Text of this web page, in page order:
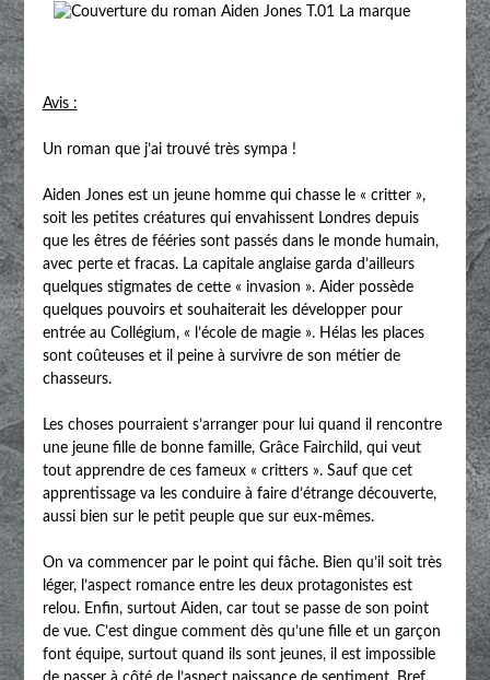
Avis :
Un roman que j’ai trouvé très sympa !
Aiden Jones est un jeune homme qui chasse le « critter »,
soit les petites créatures qui envahissent Londres depuis
que les êtres de fééries sont passés dans le monde humain,
avec perte et fracas. La capitale anglaise garda d’ailleurs
quelques stigmates de cette « invasion ». Aider possède
quelques pouvoirs et souhaiterait les développer pour
entrée au Collégium, « l’école de magie ». Hélas les places
sont coûteuses et il peine à survivre de son métier de
chasseurs.
Les choses pourraient s’arranger pour lui quand il rencontre
une jeune fille de bonne famille, Grâce Fairchild, qui veut
tout apprendre de ces fameux « critters ». Sauf que cet
apprentissage va les conduire à faire d’étrange découverte,
aussi bien sur le petit peuple que sur eux-mêmes.
On va commencer par le point qui fâche. Bien qu’il soit très
léger, l’aspect romance entre les deux protagonistes est
relou. Enfin, surtout Aiden, car tout se passe de son point
de vue. C’est dingue comment dès qu’une fille et un garçon
font équipe, surtout quand ils sont jeunes, il est impossible